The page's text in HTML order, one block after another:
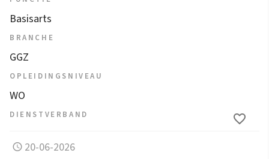
Basisarts
BRANCHE
GGZ
OPLEIDINGSNIVEAU
WO
DIENSTVERBAND
20-06-2026